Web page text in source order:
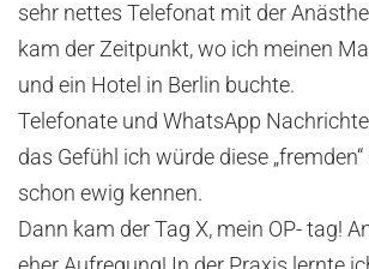
sehr nettes Telefonat mit der
kam der Zeitpunkt, wo ich meinen
und ein Hotel in Berlin buchte.
Telefonate und WhatsApp
das Gefühl ich würde diese
schon ewig kennen.
Dann kam der Tag X, mein OP- tag!